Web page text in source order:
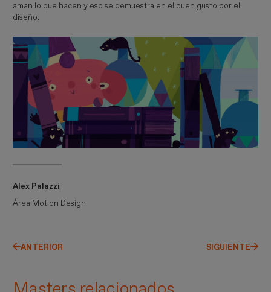
aman lo que hacen y eso se demuestra en el buen gusto por el
diseño.
Alex Palazzi
Área Motion Design
ANTERIOR SIGUIENTE